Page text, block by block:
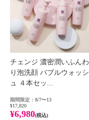
チェンジ 濃密潤いふんわ
り泡洗顔 バブルウォッシ
ュ ４本セッ...
期間限定：8/7〜13
¥17,820
¥6,980(税込)